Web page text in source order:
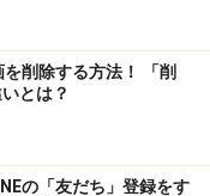
きたい？」かを決
ったり！／アクテ
！」などを選択肢
や今年は奮発して
てくるかもしれませ
削除する方法！ 「削
とは？
の「友だち」登録をす